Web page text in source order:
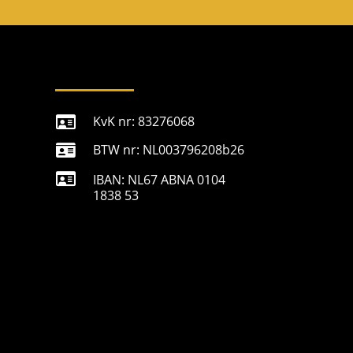

KvK nr: 83276068

BTW nr: NL003796208b26

IBAN: NL67 ABNA 0104
1838 53